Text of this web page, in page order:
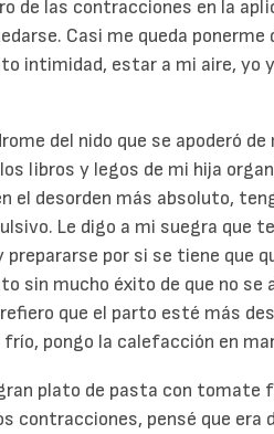
de las contracciones en la
Casi me queda
intimidad, estar a mi aire, yo
del nido que se apoderó
libros y legos de mi hija
el desorden más absoluto,
Le digo a mi suegra que
prepararse por si se tiene que
sin mucho éxito de que no se
que el parto esté más
pongo la calefacción en
plato de pasta con tomate
contracciones, pensé que era